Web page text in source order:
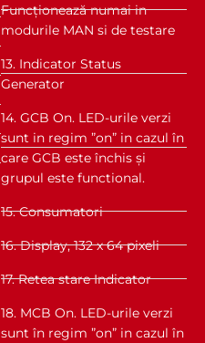
Funcționează numai in
modurile MAN si de testare
13. Indicator Status
Generator
14. GCB On. LED-urile verzi
sunt in regim ”on” in cazul în
care GCB este închis și
grupul este functional.
15. Consumatori
16. Display, 132 x 64 pixeli
17. Retea stare Indicator
18. MCB On. LED-urile verzi
sunt în regim ”on” in cazul în